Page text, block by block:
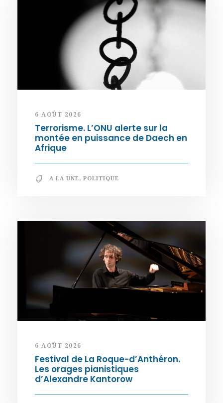
6 AOÛT 2026
Terrorisme. L’ONU alerte sur la
montée en puissance de Daech en
Afrique
A LA UNE, POLITIQUE
6 AOÛT 2026
Festival de La Roque-d’Anthéron.
Les orages pianistiques
d’Alexandre Kantorow